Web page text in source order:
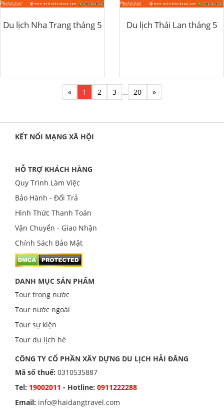
Du lịch Nha Trang tháng 5 Du lịch Thái Lan tháng 5
« 1 2 3 ... 20 »
KẾT NỐI MẠNG XÃ HỘI
HỖ TRỢ KHÁCH HÀNG
Quy Trình Làm Việc
Bảo Hành - Đổi Trả
Hình Thức Thanh Toán
Vận Chuyển - Giao Nhận
Chính Sách Bảo Mật
DANH MỤC SẢN PHẨM
Tour trong nước
Tour nước ngoài
Tour sự kiện
Tour du lịch hè
CÔNG TY CỔ PHẦN XÂY DỰNG DU LỊCH HẢI ĐĂNG
Mã số thuế: 0310535887
Tel: 19002011 - Hotline: 0911222288
Email: info@haidangtravel.com